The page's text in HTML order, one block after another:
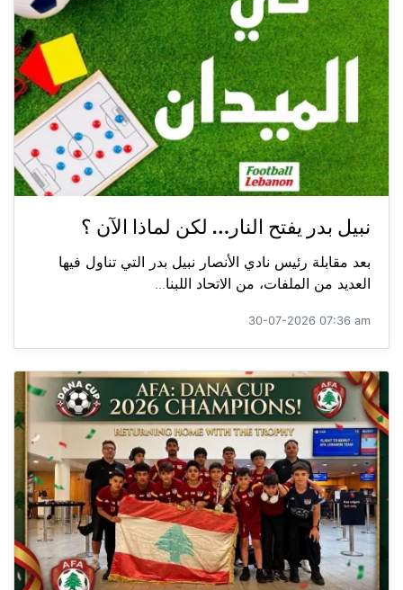
نبيل بدر يفتح النار… لكن لماذا الآن ؟
بعد مقابلة رئيس نادي الأنصار نبيل بدر التي تناول فيها
العديد من الملفات، من الاتحاد اللبنا...
30-07-2026 07:36 am